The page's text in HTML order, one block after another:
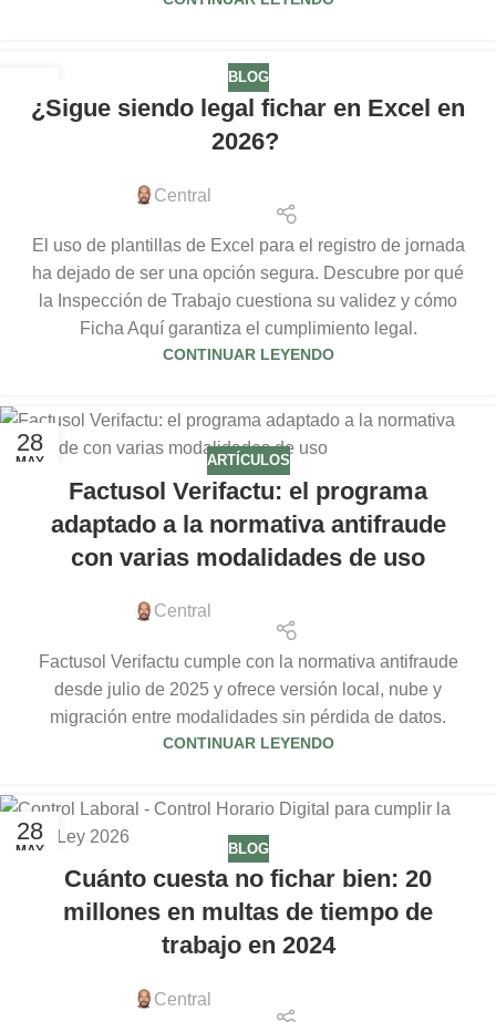
MAY
BLOG
¿Sigue siendo legal fichar en Excel en
2026?
Central
El uso de plantillas de Excel para el registro de jornada
ha dejado de ser una opción segura. Descubre por qué
la Inspección de Trabajo cuestiona su validez y cómo
Ficha Aquí garantiza el cumplimiento legal.
CONTINUAR LEYENDO
28
MAY ARTÍCULOS
Factusol Verifactu: el programa
adaptado a la normativa antifraude
con varias modalidades de uso
Central
Factusol Verifactu cumple con la normativa antifraude
desde julio de 2025 y ofrece versión local, nube y
migración entre modalidades sin pérdida de datos.
CONTINUAR LEYENDO
28
MAY BLOG
Cuánto cuesta no fichar bien: 20
millones en multas de tiempo de
trabajo en 2024
Central